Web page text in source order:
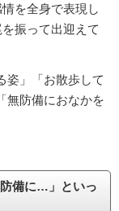
を全身で表現し
振って出迎えて
姿」「お散歩して
無防備におなかを
備に…」といっ